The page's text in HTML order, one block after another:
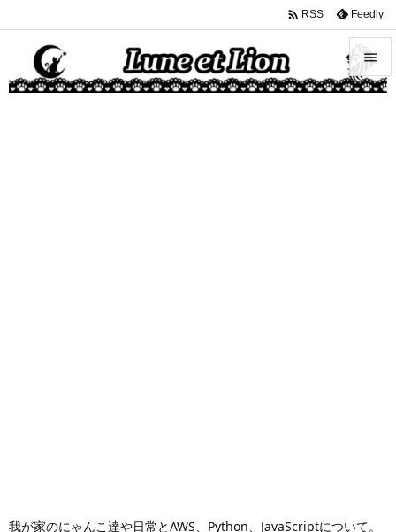
我が家のにゃんこ達や日常とAWS、Python、JavaScriptについて。


 RSS Feedly